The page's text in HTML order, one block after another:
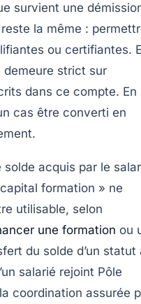
survient une
la même :
ou certifiantes.
demeure strict sur
dans ce compte. En
cas être converti en
solde acquis par le
formation » ne
utilisable, selon
une formation ou
du solde d’un statut
salarié rejoint Pôle
coordination assurée